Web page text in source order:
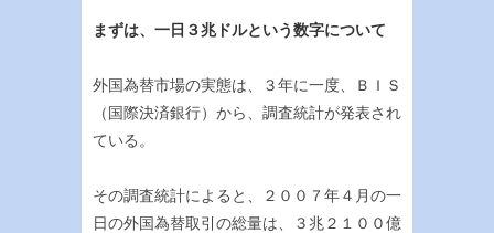
まずは、一日３兆ドルという数字について
外国為替市場の実態は、３年に一度、ＢＩＳ
（国際決済銀行）から、調査統計が発表され
ている。
その調査統計によると、２００７年４月の一
日の外国為替取引の総量は、３兆２１００億